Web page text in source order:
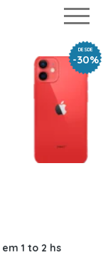
DESDE
-30%
em 1 to 2 hs